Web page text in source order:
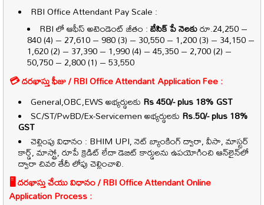
RBI Office Attendant Pay Scale :
RBI లో ఆఫీస్ అటెండెంట్ జీతం :బేసిక్ పే నెలకురూ.24,250 –
840 (4) – 27,610 – 980 (3) – 30,550 – 1,200 (3) – 34,150 –
1,620 (2) – 37,390 – 1,990 (4) – 45,350 – 2,700 (2) –
50,750 – 2,800 (1) – 53,550
💳 దరఖాస్తు ఫీజు /RBI Office AttendantApplication Fee :
General,OBC,EWS అభ్యర్థులకు Rs 450/- plus 18% GST
SC/ST/PwBD/Ex-Servicemen అభ్యర్థులకు Rs.50/- plus 18%
GST
చెల్లింపు విధానం : BHIM UPI, నెట్ బ్యాంకింగ్ ద్వారా, వీసా, మాస్టర్
కార్డ్, మాస్ట్రో, రూపే క్రెడిట్ లేదా డెబిట్ కార్డులను ఉపయోగించి ఆన్‌లైన్‌లో
ద్వారా చివరి తేదీ లోపు చెల్లించాలి.
🖥️ దరఖాస్తు చేయు విధానం /RBI Office AttendantOnline
Application Process :